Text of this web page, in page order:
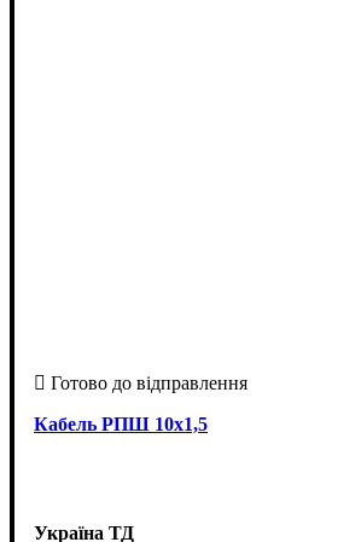
Кабель РПШ 10х1,5
Україна ТД